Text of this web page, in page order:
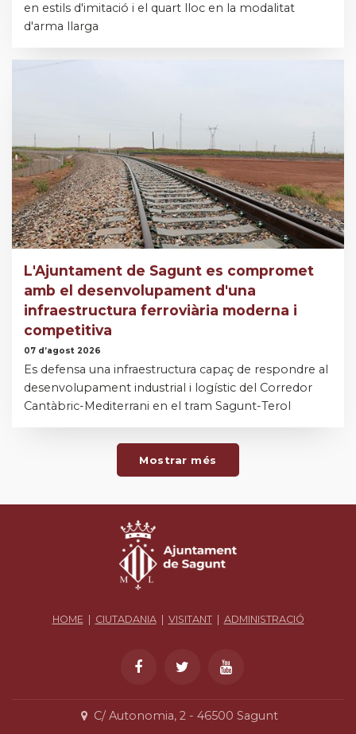
en estils d'imitació i el quart lloc en la modalitat
d'arma llarga
L'Ajuntament de Sagunt es compromet
amb el desenvolupament d'una
infraestructura ferroviària moderna i
competitiva
07 d’agost 2026
Es defensa una infraestructura capaç de respondre al
desenvolupament industrial i logístic del Corredor
Cantàbric-Mediterrani en el tram Sagunt-Terol
Mostrar més
HOME| CIUTADANIA| VISITANT| ADMINISTRACIÓ
C/ Autonomia, 2 - 46500 Sagunt